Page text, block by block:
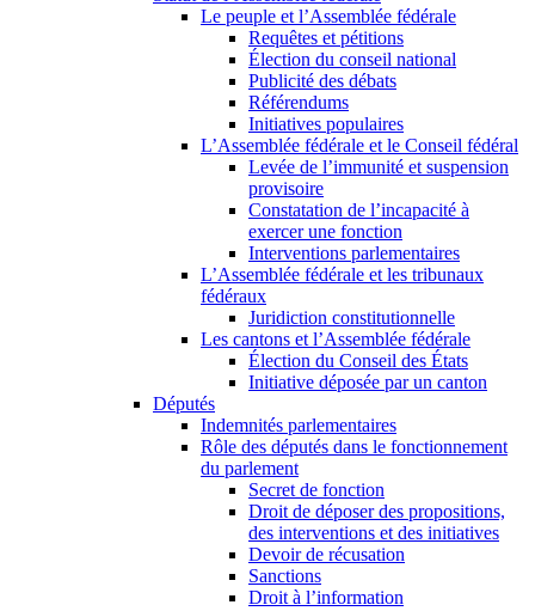
Le peuple et l’Assemblée fédérale
Requêtes et pétitions
Élection du conseil national
Publicité des débats
Référendums
Initiatives populaires
L’Assemblée fédérale et le Conseil fédéral
Levée de l’immunité et suspension
provisoire
Constatation de l’incapacité à
exercer une fonction
Interventions parlementaires
L’Assemblée fédérale et les tribunaux
fédéraux
Juridiction constitutionnelle
Les cantons et l’Assemblée fédérale
Élection du Conseil des États
Initiative déposée par un canton
Députés
Indemnités parlementaires
Rôle des députés dans le fonctionnement
du parlement
Secret de fonction
Droit de déposer des propositions,
des interventions et des initiatives
Devoir de récusation
Sanctions
Droit à l’information